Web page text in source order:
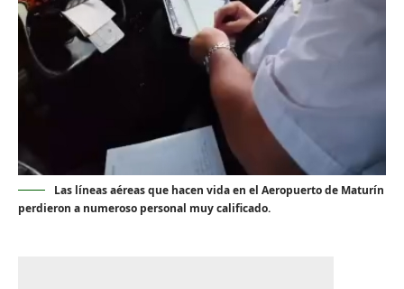
Las líneas aéreas que hacen vida en el Aeropuerto de Maturín
perdieron a numeroso personal muy calificado.